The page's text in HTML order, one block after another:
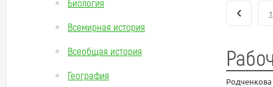
Биология
Всемирная история
Всеобщая история
География
1